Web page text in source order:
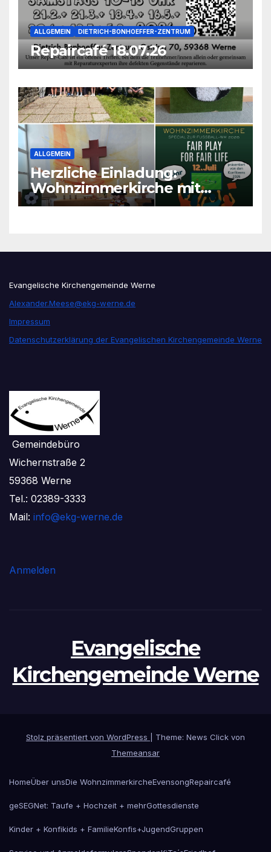
ALLGEMEIN DIETRICH-BONHOEFFER-ZENTRUM
Repaircafé 18.07.26
ALLGEMEIN
Herzliche Einladung:
Wohnzimmerkirche mit
unseren Konfis
Evangelische Kirchengemeinde Werne
Alexander.Meese@ekg-werne.de
Impressum
Datenschutzerklärung der Evangelischen Kirchengemeinde Werne
Gemeindebüro
Wichernstraße 2
59368 Werne
Tel.: 02389-3333
Mail: info@ekg-werne.de
Anmelden
Evangelische
Kirchengemeinde Werne
Stolz präsentiert von WordPress
Theme: News Click von
Themeansar
HomeÜber unsDie WohnzimmerkircheEvensongRepaircafé
geSEGNet: Taufe + Hochzeit + mehrGottesdienste
Kinder + Konfikids + FamilieKonfis+JugendGruppen